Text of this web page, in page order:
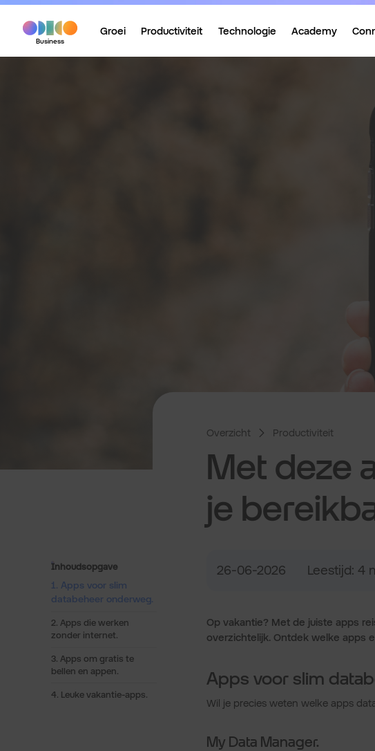
Business
Groei Productiviteit Technologie Academy
Inhoudsopgave
1. Apps voor slim
databeheer onderweg.
2. Apps die werken
zonder internet.
3. Apps om gratis te
bellen en appen.
4. Leuke vakantie-apps.
Overzicht Productiviteit
Met deze
je
26-06-2026 Leestijd: 4
Op vakantie? Met de juiste apps
overzichtelijk. Ontdek welke apps
Apps voor slim
Wil je precies weten welke apps
My Data Manager.